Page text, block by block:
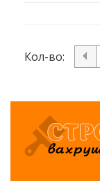
Кол-во: